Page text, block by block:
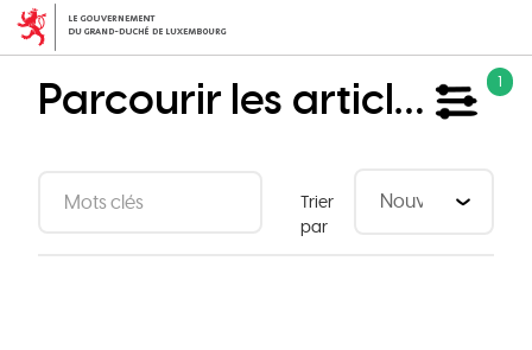
Aller
au
principal
Parcourir les articles 1
Trier
par